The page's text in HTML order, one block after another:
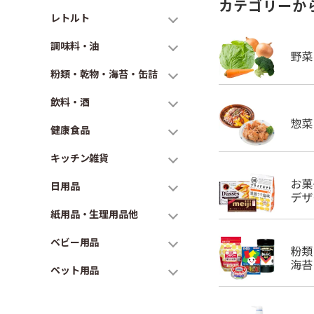
レトルト
調味料・油
粉類・乾物・海苔・缶詰
飲料・酒
健康食品
キッチン雑貨
日用品
紙用品・生理用品他
ベビー用品
ペット用品
カテゴリーか